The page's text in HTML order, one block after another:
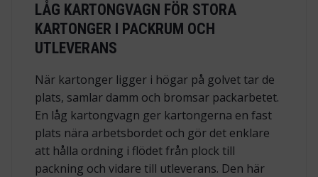
LÅG KARTONGVAGN FÖR STORA
KARTONGER I PACKRUM OCH
UTLEVERANS
När kartonger ligger i högar på golvet tar de
plats, samlar damm och bromsar packarbetet.
En låg kartongvagn ger kartongerna en fast
plats nära arbetsbordet och gör det enklare
att hålla ordning i flödet från plock till
packning och vidare till utleverans. Den här